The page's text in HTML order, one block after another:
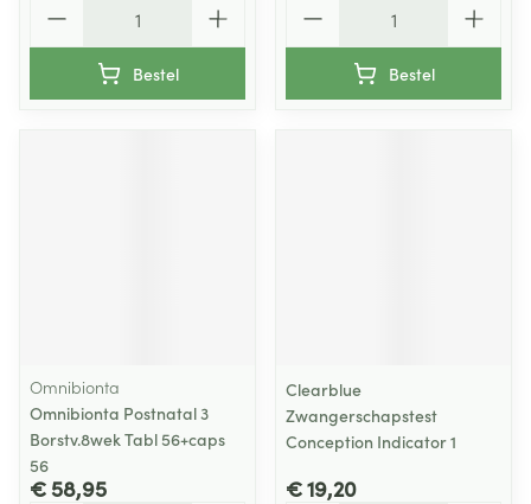
Bestel Bestel
Omnibionta
Omnibionta Postnatal 3
Borstv.8wek Tabl 56+caps
56
€ 58,95
Clearblue
Zwangerschapstest
Conception Indicator 1
€ 19,20